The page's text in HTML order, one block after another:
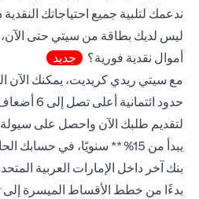
ندعمك لتلبية جميع احتياجاتك
ليس لديك بطاقة من سيتي حتى
أموال نقدية فورية؟
جديد
مع سيتي ريدي كريديت، يمكنك الآن
حدود ائتمانية أعلى تصل إلى 6 أضعاف راتبك الشهري.
لتقديم طلبك الآن واحصل على
يبدأ من 15%** سنويًا، في
بنك آخر داخل الإمارات العربية
بدءًا من خطط الأقساط الميسرة إلى